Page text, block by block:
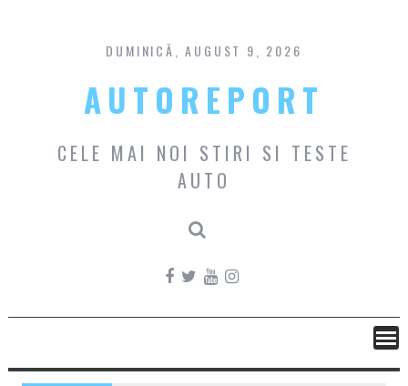
content
DUMINICĂ, AUGUST 9, 2026
AUTOREPORT
CELE MAI NOI STIRI SI TESTE
AUTO